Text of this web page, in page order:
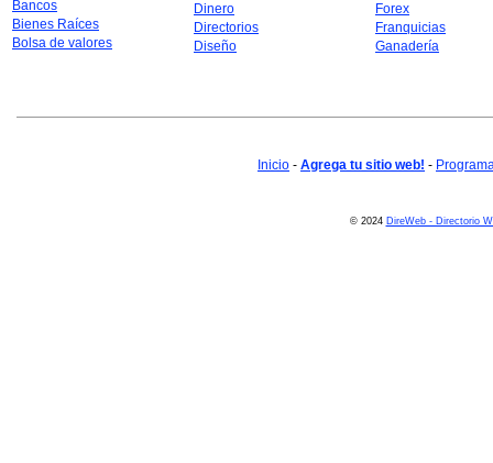
Bancos
Bienes Raíces
Bolsa de valores
Dinero
Directorios
Diseño
Forex
Franquicias
Ganadería
Inicio - Agrega tu sitio web! -
© 2024 DireWeb - Directorio